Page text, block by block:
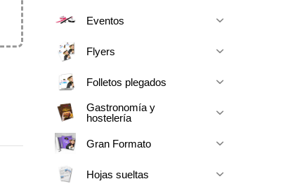
Eventos
Flyers
Folletos plegados
Gastronomía y
hostelería
Gran Formato
Hojas sueltas